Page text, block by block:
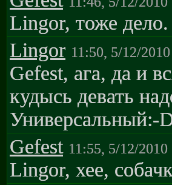
Lingor, тоже
Lingor 11:50, 5/12/2010
Gefest, ага, да и
кудысь девать
Универсальный:-
Gefest 11:55, 5/12/2010
Lingor, хее,